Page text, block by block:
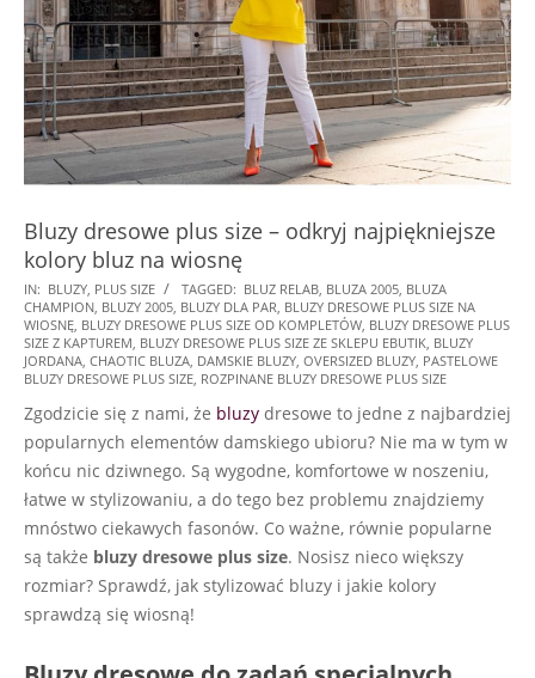
Bluzy dresowe plus size – odkryj najpiękniejsze
kolory bluz na wiosnę
2022-
05-
31
IN: BLUZY PLUS SIZE TAGGED: BLUZ RELAB BLUZA 2005 BLUZA
CHAMPION BLUZY 2005 BLUZY DLA PAR BLUZY DRESOWE PLUS SIZE NA
WIOSNĘ BLUZY DRESOWE PLUS SIZE OD KOMPLETÓW BLUZY DRESOWE PLUS
SIZE Z KAPTUREM BLUZY DRESOWE PLUS SIZE ZE SKLEPU EBUTIK BLUZY
JORDANA CHAOTIC BLUZA DAMSKIE BLUZY OVERSIZED BLUZY PASTELOWE
BLUZY DRESOWE PLUS SIZE ROZPINANE BLUZY DRESOWE PLUS SIZE
Zgodzicie się z nami, że bluzy dresowe to jedne z najbardziej
popularnych elementów damskiego ubioru? Nie ma w tym w
końcu nic dziwnego. Są wygodne, komfortowe w noszeniu,
łatwe w stylizowaniu, a do tego bez problemu znajdziemy
mnóstwo ciekawych fasonów. Co ważne, równie popularne
są także bluzy dresowe plus size. Nosisz nieco większy
rozmiar? Sprawdź, jak stylizować bluzy i jakie kolory
sprawdzą się wiosną!